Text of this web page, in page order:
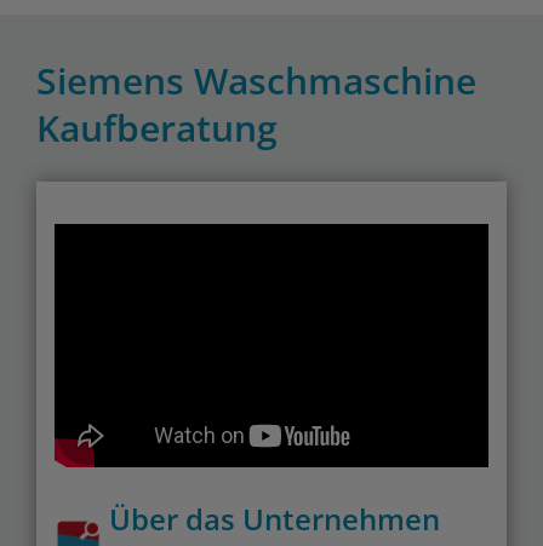
Siemens Waschmaschine
Kaufberatung
Über das Unternehmen